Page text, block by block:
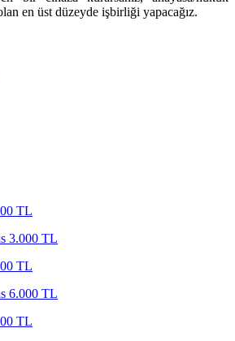
en üst düzeyde işbirliği yapacağız.
TL
3.000 TL
TL
6.000 TL
TL